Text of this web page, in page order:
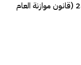
تاريخ 28/6/2001 (قانون موازنة العام